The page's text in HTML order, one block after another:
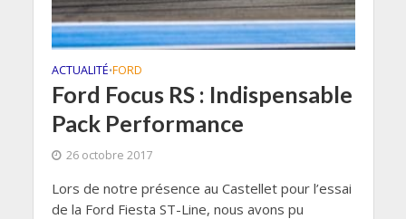
ACTUALITÉ•FORD
Ford Focus RS : Indispensable
Pack Performance
26 octobre 2017
Lors de notre présence au Castellet pour l’essai
de la Ford Fiesta ST-Line, nous avons pu